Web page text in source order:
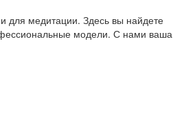
для медитации. Здесь вы найдете
модели. С нами ваша